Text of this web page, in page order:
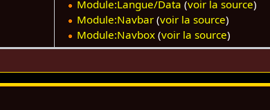
Module:Langue/Data (voir la source)
Module:Navbar (voir la source)
Module:Navbox (voir la source)